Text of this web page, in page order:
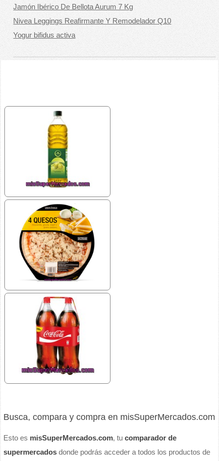
Jamón Ibérico De Bellota Aurum 7 Kg
Nivea Leggings Reafirmante Y Remodelador Q10
Yogur bifidus activa
Busca, compara y compra en misSuperMercados.com
Esto es misSuperMercados.com, tucomparador de
supermercados donde podrás acceder a todos los productos de